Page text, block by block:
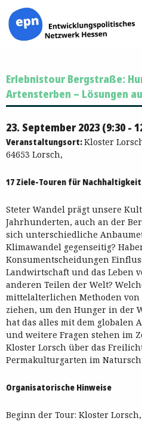
Inhalt
springen
Erlebnistour Bergstraße:
Artensterben – Lösungen
23. September 2023 (9:30 -
Veranstaltungsort:Kloster
64653 Lorsch,
17 Ziele-Touren für
Steter Wandel prägt unsere
Jahrhunderten, auch an der
sich unterschiedliche
Klimawandel gegenseitig?
Konsumentscheidungen
Landwirtschaft und das Leben
anderen Teilen der Welt?
mittelalterlichen Methoden
ziehen, um den Hunger in der
hat das alles mit dem globalen
und weitere Fragen stehen im
Kloster Lorsch über das
Permakulturgarten im
Organisatorische Hinweise
Beginn der Tour: Kloster